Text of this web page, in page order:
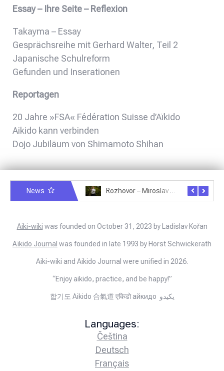
Essay – Ihre Seite – Reflexion
Takayma – Essay
Gesprächsreihe mit Gerhard Walter, Teil 2
Japanische Schulreform
Gefunden und Inserationen
Reportagen
20 Jahre »FSA« Fédération Suisse d’Aïkido
Aikido kann verbinden
Dojo Jubiläum von Shimamoto Shihan
News Rozhovor – Miroslav Šmíd – 22.3.2025
Aiki-wiki was founded on October 31, 2023 by Ladislav Kořan
Aïkido Journal was founded in late 1993 by Horst Schwickerath
Aiki-wiki and Aikido Journal were unified in 2026.
“Enjoy aikido, practice, and be happy!”
합기도 Aikido 合氣道 एकिडो айкидо يكيدو
Languages:
Čeština
Deutsch
Français